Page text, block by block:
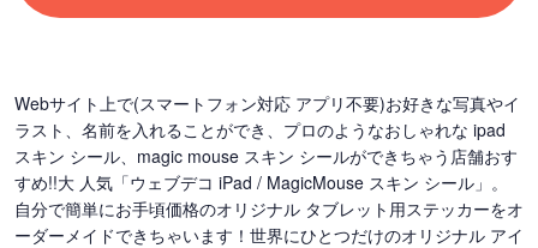
Webサイト上で(スマートフォン対応 アプリ不要)お好きな写真やイ
ラスト、名前を入れることができ、プロのようなおしゃれな ipad
スキン シール、magic mouse スキン シールができちゃう店舗おす
すめ!!大 人気「ウェブデコ iPad / MagicMouse スキン シール」。
自分で簡単にお手頃価格のオリジナル タブレット用ステッカーをオ
ーダーメイドできちゃいます！世界にひとつだけのオリジナル アイ